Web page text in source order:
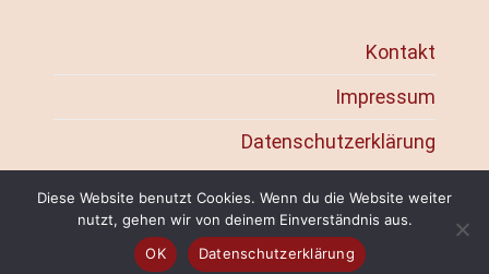
Kontakt
Impressum
Datenschutzerklärung
Copyright 2026 ©BÜRO21 GbR
Diese Website benutzt Cookies. Wenn du die Website weiter
nutzt, gehen wir von deinem Einverständnis aus.
OK
Datenschutzerklärung